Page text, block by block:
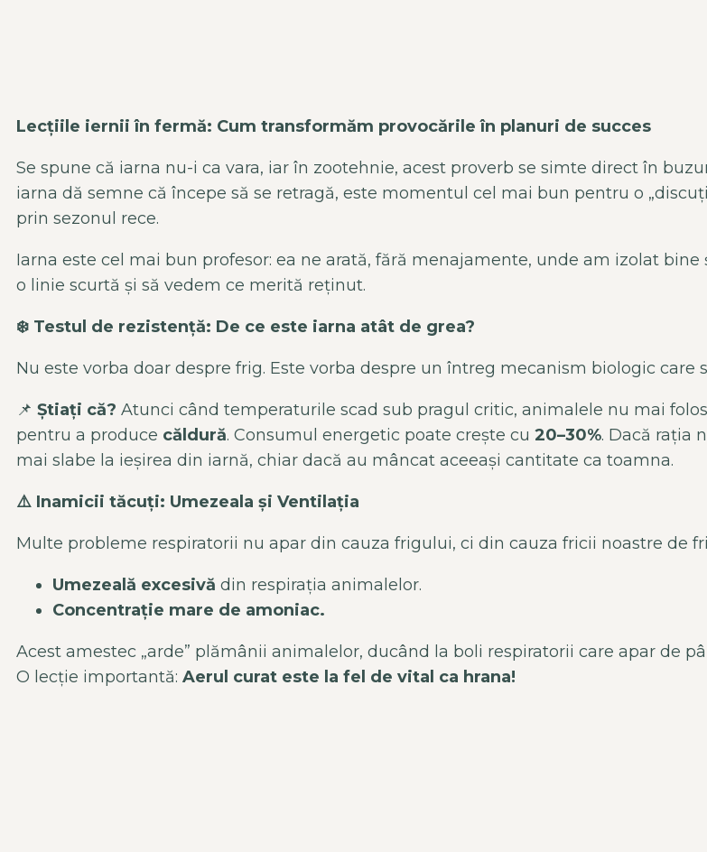
Lecțiile iernii în fermă: Cum transformăm provocările în planuri de succes
Se spune că iarna nu-i ca vara, iar în zootehnie, acest proverb se simte direct în
iarna dă semne că începe să se retragă, este momentul cel mai bun pentru o
prin sezonul rece.
Iarna este cel mai bun profesor: ea ne arată, fără menajamente, unde am izolat
o linie scurtă și să vedem ce merită reținut.
❄️ Testul de rezistență: De ce este iarna atât de grea?
Nu este vorba doar despre frig. Este vorba despre un întreg mecanism biologic care
📌 Știați că? Atunci când temperaturile scad sub pragul critic, animalele nu mai
pentru a produce căldură. Consumul energetic poate crește cu 20–30%. Dacă rația
mai slabe la ieșirea din iarnă, chiar dacă au mâncat aceeași cantitate ca toamna.
⚠️ Inamicii tăcuți: Umezeala și Ventilația
Multe probleme respiratorii nu apar din cauza frigului, ci din cauza fricii noastre de
Umezeală excesivă din respirația animalelor.
Concentrație mare de amoniac.
Acest amestec „arde” plămânii animalelor, ducând la boli respiratorii care apar de
O lecție importantă: Aerul curat este la fel de vital ca hrana!